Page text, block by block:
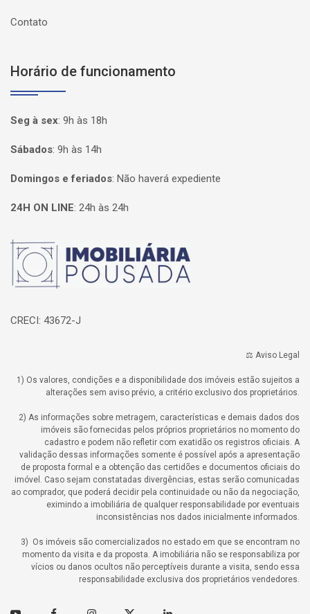
Contato
Horário de funcionamento
Seg à sex: 9h às 18h
Sábados: 9h às 14h
Domingos e feriados: Não haverá expediente
24H ON LINE: 24h às 24h
Página inicial
CRECI: 43672-J
⚖️ Aviso Legal
1) Os valores, condições e a disponibilidade dos imóveis estão sujeitos a
alterações sem aviso prévio, a critério exclusivo dos proprietários.
2) As informações sobre metragem, características e demais dados dos
imóveis são fornecidas pelos próprios proprietários no momento do
cadastro e podem não refletir com exatidão os registros oficiais. A
validação dessas informações somente é possível após a apresentação
de proposta formal e a obtenção das certidões e documentos oficiais do
imóvel. Caso sejam constatadas divergências, estas serão comunicadas
ao comprador, que poderá decidir pela continuidade ou não da negociação,
eximindo a imobiliária de qualquer responsabilidade por eventuais
inconsistências nos dados inicialmente informados.
3) Os imóveis são comercializados no estado em que se encontram no
momento da visita e da proposta. A imobiliária não se responsabiliza por
vícios ou danos ocultos não perceptíveis durante a visita, sendo essa
responsabilidade exclusiva dos proprietários vendedores.